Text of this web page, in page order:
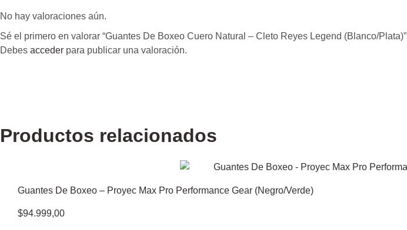
No hay valoraciones aún.
Sé el primero en valorar “Guantes De Boxeo Cuero Natural – Cleto Reyes Legend (Blanco/Plata)”
Debes acceder para publicar una valoración.
Productos relacionados
Guantes De Boxeo – Proyec Max Pro Performance Gear (Negro/Verde)
$94.999,00